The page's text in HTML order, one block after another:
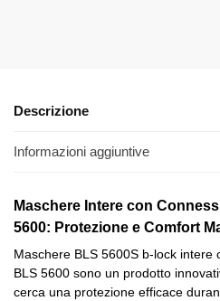
Descrizione
Informazioni aggiuntive
Maschere Intere con
5600: Protezione e Comfort
Maschere BLS 5600S b-lock intere
BLS 5600 sono un prodotto
cerca una protezione efficace